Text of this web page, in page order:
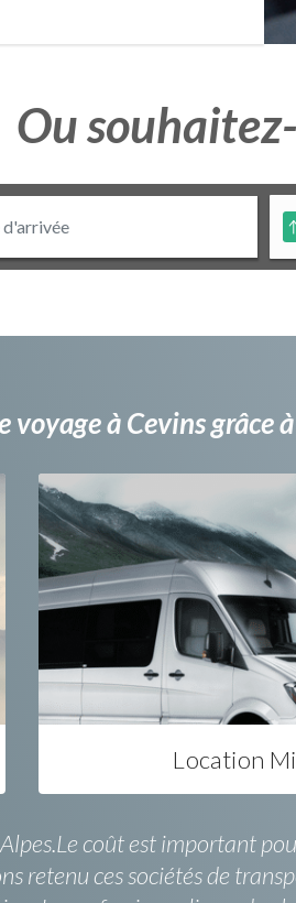
Ou
voyage à Cevins
Location
coût est important
retenu ces sociétés de